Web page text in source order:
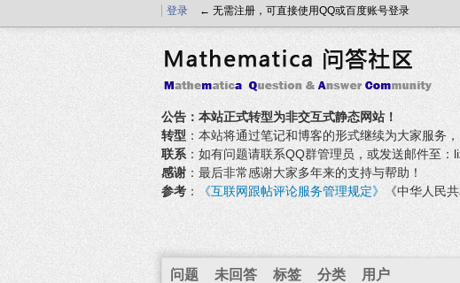
登录 ← 无需注册，可直接使用QQ或百度账号登录
公告：本站正式转型为非交互式静态网站！
转型 ：本站将通过笔记和博客的形式继续为大家服务
联系 ：如有问题请联系QQ群管理员，或发送邮件至：
感谢 ：最后非常感谢大家多年来的支持与帮助！
参考 ： 《互联网跟帖评论服务管理规定》 《中华人民
问题 未回答 标签 分类 用户